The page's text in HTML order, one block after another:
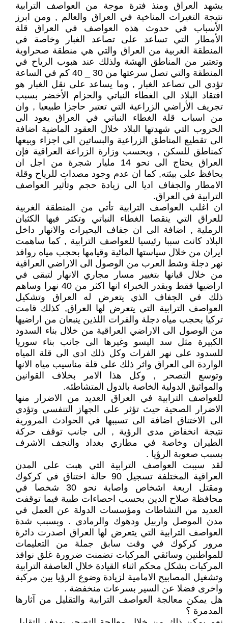
يشهد العراق ومنذ فترة موجة من العواصف الترابية
نتيجة التغيرات المناخية في العراق والعالم , ومن ابرز
الأسباب في حدوث هذه العواصف في العراق قلة
الأمطار التي تساعد على تصاعد الغبار وخاصة في
المنطقة الغربية من العراق والتي هي منطقة صحراوية
وتعتبر من المناطق الهشة ولذلك عند هبوب الرياح في
المنطقة والتي تصل سرعتها من 30 _ 40 كم في الساعة
تؤدي الى تصاعد الغبار , وما يساعد على نقل الغبار هو
افتقاد البلاد الى الغطاء النباتي والحزام الأخضر بسبب
تجريف الأراضي الزراعية التي تعتبر حاجزا طبيعيا , وان
من اسباب قلة الغطاء النباتي في العراق يعود الى
الحروب التي شهدتها البلاد خلال العقود الماضية اضافة
الى تقطيع المناطق الزراعية والبساتين الى اجزاء وبيعها
كمناطق للسكن , وبحسب وزارة الزراعة العراقية فإن
العراق يحتاج الى نحو 14 مليار شجرة من اجل ان
يحافظ على بيئته, كما ان عدم وجود مصدات للرياح وقلة
الامطار والجفاف اديا الى زيادة حجم وتأثير العواصف
الترابية في العراق.
ان اغلب العواصف الترابية تأتي من المنطقة الغربية
للعراق التي ينقصا الغطاء النباتي وتكثر فيها الكثبان
الرملية , اضافة الى ان جفاف البحيرات والانهار داخل
البلاد كانت سببا رئيسيا للعواصف الترابية , كما ساهمت
ايران من خلال سياستها المائية وقيامها بحجب مياه روافد
نهر دجلة وشط العرب من الوصول الى الاراضي العراقية
من خلال قيانها بتغيير مسار مجاري الانهار لتبقى في
اراضيها فقط ويقدر الخبراء انها اكثر من 40 نهرا وساهم
ذلك في الجفاف الذي يتعرض له العراق وتشكيل
العواصف الترابية التي يتعرض لها العراق, كذلك قامت
تركيا بحجب مياه دجلة والفرات اللذين ينبعان من اراضيها
من الوصول الى الاراضي العراقية من خلال بناء السدود
الكبيرة مثل سد اليسو وغيرها الى جانب بناء سوريا
للسدود على نهر الفرات وكل ذلك ادى الى قلة المياه
الواردة الى العراق واثر ذلك على قلة مناسيب مياه الانها
وتوسع التصحر , وكل هذا الامر بخلاف القوانين
والمواثيق الدولية الخاصة بالدول المتشاطئه.
للعواصف الترابية في العراق العديد من الاضرار منها
الاضرار الصحية حيث تؤثر على الجهاز التنفسي وتؤدي
الى الاختناق اضافة الى تسببها في الحوادث المرورية
نتيجة انخفاض مدى الرؤية , الى جانب توقف حركة
الطيران وخاصة في مطاري بغداد والنجف الاشرف
بسبب صعوبة الرؤيا .
لقد سببت العواصف الترابية التي هبت على المدن
العراقية المختلفة تسجيل 90 حالة اختناق في كركوك
ومقتل اربعة اشخاص واصابة نحو 30 شخصا في
محافظة صلاح الدين بحسب احصاءات طبية فيما توقفت
العديد من النشاطات ومؤسسات الدولة عن العمل في
مدن الموصل واربيل ودهوك والرمادي . وبسبب شدة
العواصف الترابية التي يتعرض لها العراق اصدرت دائرة
مرور كركوك في وقت سابق جملة من التعليمات
للمواطنين وسائقي المركبات تضمنت ضرورة غلق نوافذ
المركبات بشكل محكم اثناء القيادة خلال العاصفة الترابية
وتشغيل المصابيح الامامية لزيادة وضوع الرؤيا بين مركبة
واخرى فضلا عن السير بسرعات منخفضة .
هل يمكن معالجة العواصف الترابية والتقليل من آثارها
المدمرة ؟